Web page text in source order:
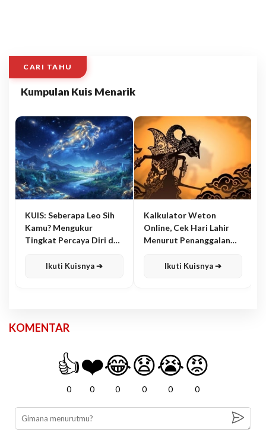
CARI TAHU
Kumpulan Kuis Menarik
KUIS: Seberapa Leo Sih
Kamu? Mengukur
Tingkat Percaya Diri dan
Ikuti Kuisnya ➔
Kalkulator Weton
Online, Cek Hari Lahir
Menurut Penanggalan
Ikuti Kuisnya ➔
KOMENTAR
👍
0
❤️
0
😂
0
😧
0
😭
0
😡
0